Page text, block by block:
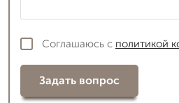
Соглашаюсь с политикой
Задать вопрос